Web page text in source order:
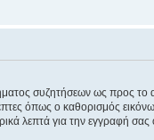
συζητήσεων ως προς
όπως ο καθορισμός
λεπτά για την εγγραφή